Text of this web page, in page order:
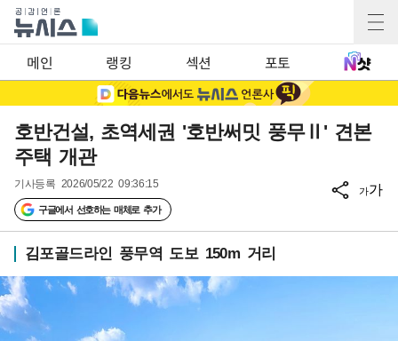
메인 랭킹 섹션 포토
호반건설, 초역세권 '호반써밋 풍무Ⅱ' 견본
주택 개관
기사등록 2026/05/22 09:36:15
구글에서 선호하는 매체로 추가
가가
김포골드라인 풍무역 도보 150m 거리